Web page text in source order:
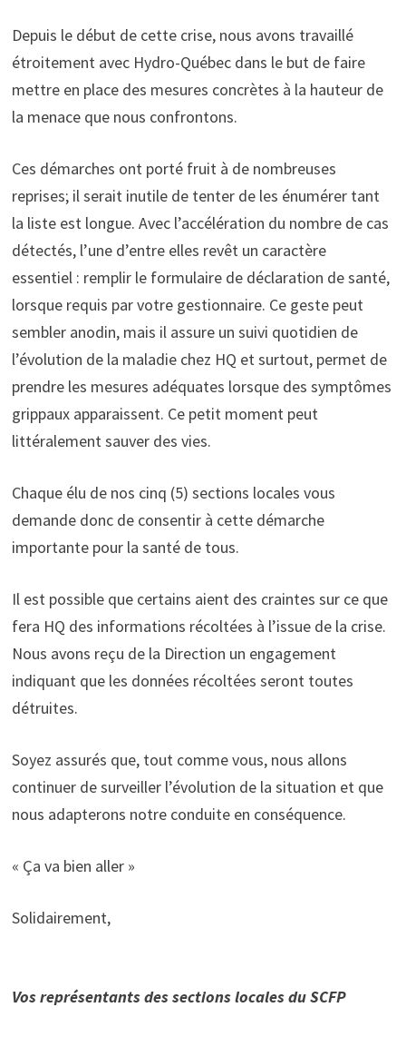
Depuis le début de cette crise, nous avons travaillé
étroitement avec Hydro-Québec dans le but de faire
mettre en place des mesures concrètes à la hauteur de
la menace que nous confrontons.
Ces démarches ont porté fruit à de nombreuses
reprises; il serait inutile de tenter de les énumérer tant
la liste est longue. Avec l’accélération du nombre de cas
détectés, l’une d’entre elles revêt un caractère
essentiel : remplir le formulaire de déclaration de santé,
lorsque requis par votre gestionnaire. Ce geste peut
sembler anodin, mais il assure un suivi quotidien de
l’évolution de la maladie chez HQ et surtout, permet de
prendre les mesures adéquates lorsque des symptômes
grippaux apparaissent. Ce petit moment peut
littéralement sauver des vies.
Chaque élu de nos cinq (5) sections locales vous
demande donc de consentir à cette démarche
importante pour la santé de tous.
Il est possible que certains aient des craintes sur ce que
fera HQ des informations récoltées à l’issue de la crise.
Nous avons reçu de la Direction un engagement
indiquant que les données récoltées seront toutes
détruites.
Soyez assurés que, tout comme vous, nous allons
continuer de surveiller l’évolution de la situation et que
nous adapterons notre conduite en conséquence.
« Ça va bien aller »
Solidairement,
Vos représentants des sections locales du SCFP